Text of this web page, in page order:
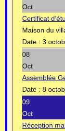
Oct
Certificat
Maison du
Date : 3
08
Oct
Assemblée
Date : 8
09
Oct
Réception